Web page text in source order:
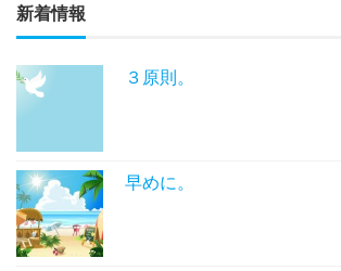
新着情報
３原則。
早めに。